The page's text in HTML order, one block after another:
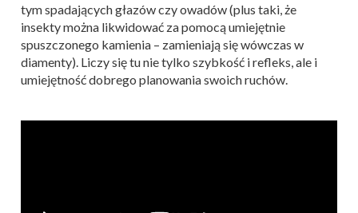
tym spadających głazów czy owadów (plus taki, że
insekty można likwidować za pomocą umiejętnie
spuszczonego kamienia – zamieniają się wówczas w
diamenty). Liczy się tu nie tylko szybkość i refleks, ale i
umiejętność dobrego planowania swoich ruchów.